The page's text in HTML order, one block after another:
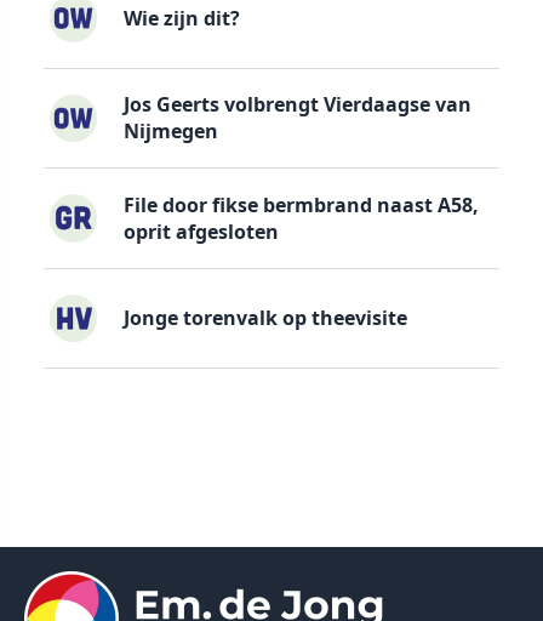
Wie zijn dit?
Jos Geerts volbrengt Vierdaagse van
Nijmegen
File door fikse bermbrand naast A58,
oprit afgesloten
Jonge torenvalk op theevisite